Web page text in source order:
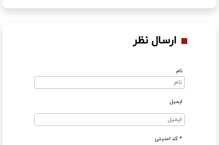
ارسال نظر
نام
ایمیل
* کد امنیتی